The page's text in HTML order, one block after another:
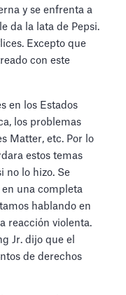
y se enfrenta a
da la lata de Pepsi.
Excepto que
con este
en los Estados
los problemas
Matter, etc. Por lo
estos temas
no lo hizo. Se
en una completa
hablando en
reacción violenta.
Jr. dijo que el
de derechos